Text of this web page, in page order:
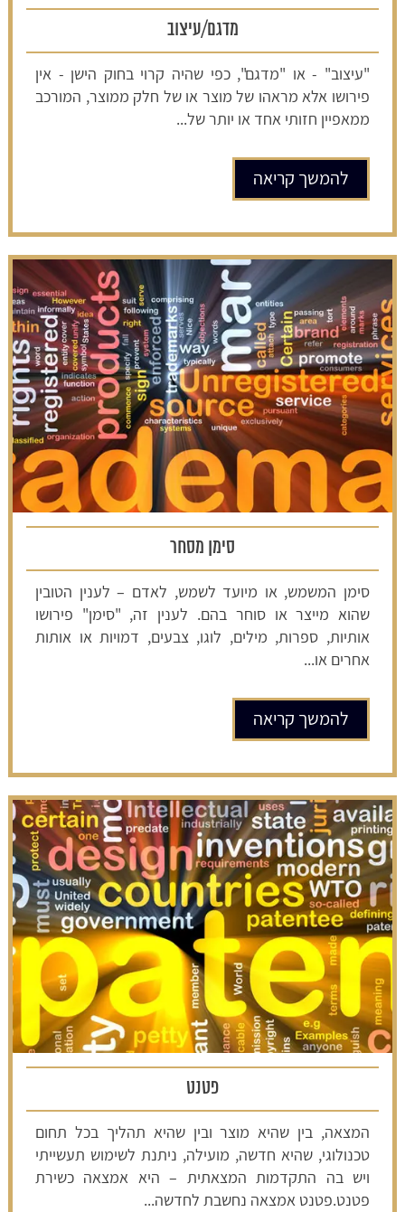
מדגם/עיצוב
"עיצוב" - או "מדגם", כפי שהיה קרוי בחוק הישן - אין
פירושו אלא מראהו של מוצר או של חלק ממוצר, המורכב
ממאפיין חזותי אחד או יותר של...
להמשך קריאה
סימן מסחר
סימן המשמש, או מיועד לשמש, לאדם – לענין הטובין
שהוא מייצר או סוחר בהם. לענין זה, "סימן" פירושו
אותיות, ספרות, מילים, לוגו, צבעים, דמויות או אותות
אחרים או...
להמשך קריאה
פטנט
המצאה, בין שהיא מוצר ובין שהיא תהליך בכל תחום
טכנולוגי, שהיא חדשה, מועילה, ניתנת לשימוש תעשייתי
ויש בה התקדמות המצאתית – היא אמצאה כשירת
פטנט.פטנט אמצאה נחשבת לחדשה...